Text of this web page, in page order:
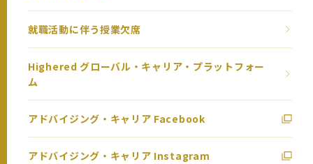
就職活動に伴う授業欠席
Highered グローバル・キャリア・プラットフォー
ム
アドバイジング・キャリア Facebook
アドバイジング・キャリア Instagram